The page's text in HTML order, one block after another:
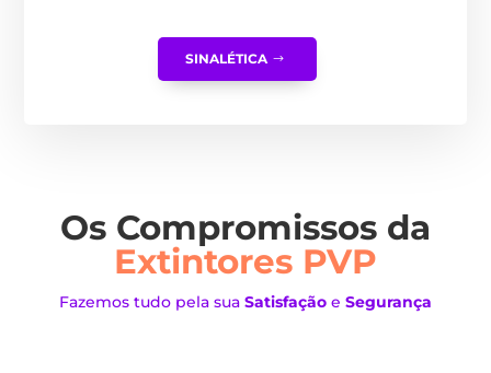
SINALÉTICA
Os Compromissos da
Extintores PVP
Fazemos tudo pela sua Satisfaçãoe Segurança